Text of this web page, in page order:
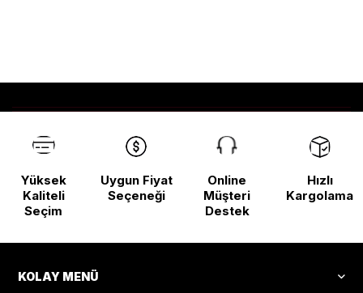
Yüksek
Kaliteli
Seçim
Uygun Fiyat
Seçeneği
Online
Müşteri
Destek
Hızlı
Kargolama
KOLAY MENÜ